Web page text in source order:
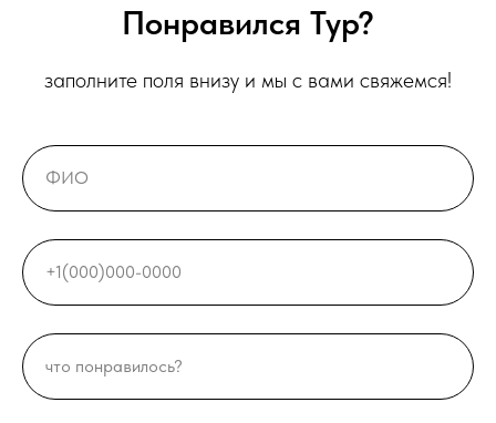
Понравился Тур?
заполните поля внизу и мы с вами свяжемся!